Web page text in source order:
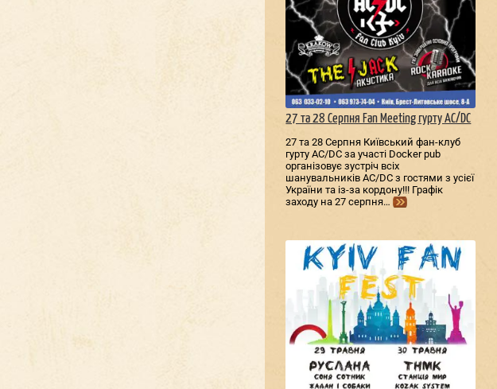
27 та 28 Серпня Fan Meeting гурту AC/DС
27 та 28 Серпня Київський фан-клуб
гурту AC/DС за участі Docker pub
організовує зустріч всіх
шанувальників AC/DС з гостями з усієї
України та із-за кордону!!! Графік
заходу на 27 серпня…